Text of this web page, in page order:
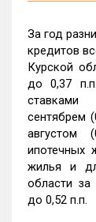
За год
кредитов
Курской
до 0,37
сентябрем
августом
ипотечных
жилья и
области
до 0,52 п.п.